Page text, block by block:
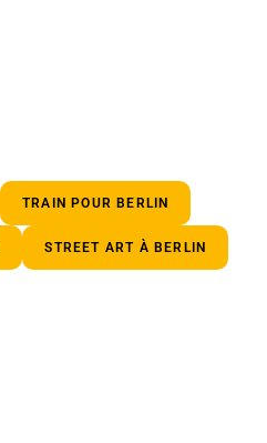
TRAIN POUR BERLIN
STREET ART À BERLIN